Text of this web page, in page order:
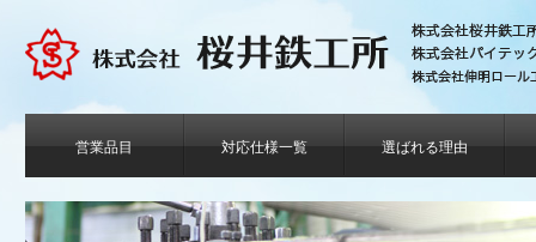
営業品目 対応仕様一覧 選ばれる理由